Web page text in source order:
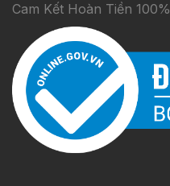
Cam Kết Hoàn Tiền 100%